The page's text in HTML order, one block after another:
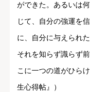
ができた。あるいは
じて、自分の強運を
に、自分に与えられ
それを知らず識らず
こに一つの道がひら
生心得帖』）